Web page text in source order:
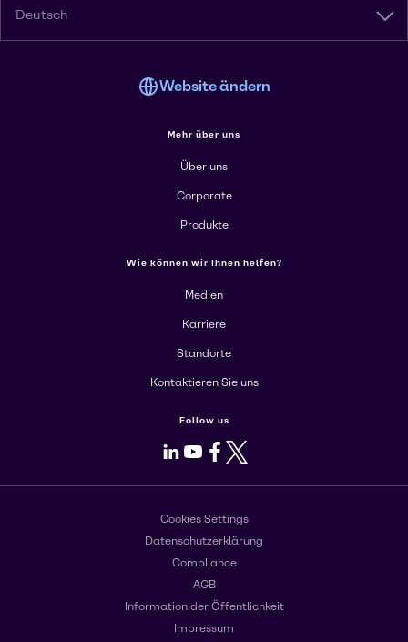
Deutsch
Website ändern
Mehr über uns
Über uns
Corporate
Produkte
Wie können wir Ihnen helfen?
Medien
Karriere
Standorte
Kontaktieren Sie uns
Follow us
LinkedIn
Youtube
Facebook
X
Cookies Settings
Datenschutzerklärung
Compliance
AGB
Information der Öffentlichkeit
Impressum